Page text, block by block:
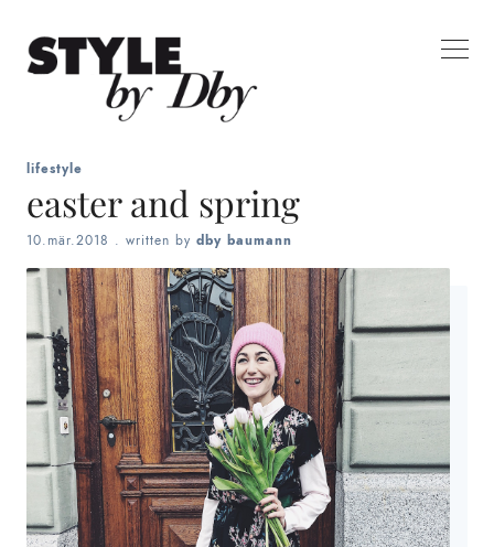
lifestyle
easter and spring
10.mär.2018 . written by dby baumann